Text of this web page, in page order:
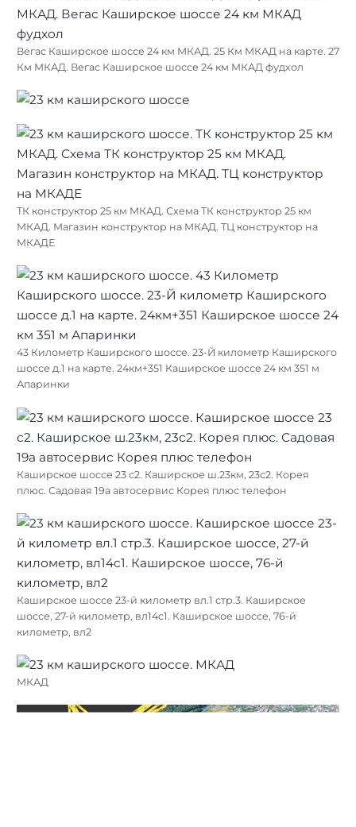
Вегас Каширское шоссе 24 км МКАД. 25 Км МКАД на карте. 27
Км МКАД. Вегас Каширское шоссе 24 км МКАД фудхол
ТК конструктор 25 км МКАД. Схема ТК конструктор 25 км
МКАД. Магазин конструктор на МКАД. ТЦ конструктор на
МКАДЕ
43 Километр Каширского шоссе. 23-Й километр Каширского
шоссе д.1 на карте. 24км+351 Каширское шоссе 24 км 351 м
Апаринки
Каширское шоссе 23 с2. Каширское ш.23км, 23с2. Корея
плюс. Садовая 19а автосервис Корея плюс телефон
Каширское шоссе 23-й километр вл.1 стр.3. Каширское
шоссе, 27-й километр, вл14с1. Каширское шоссе, 76-й
километр, вл2
МКАД